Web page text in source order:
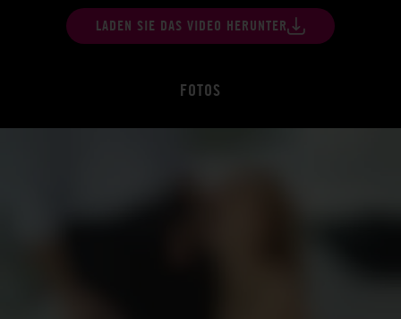
LADEN SIE DAS VIDEO HERUNTER
FOTOS